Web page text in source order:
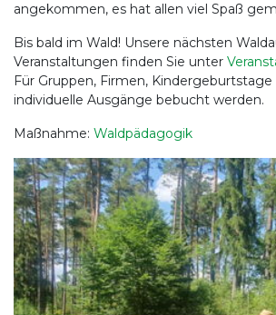
angekommen, es hat allen viel Spaß
Bis bald im Wald! Unsere nächsten
Veranstaltungen finden Sie unter
Für Gruppen, Firmen,
individuelle Ausgänge bebucht werden.
Maßnahme: Waldpädagogik